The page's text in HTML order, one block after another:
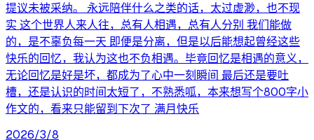
提议未被采纳。 永远陪伴什么之类的话，太过虚渺，也不现
实 这个世界人来人往，总有人相遇，总有人分别 我们能做
的，是不辜负每一天 即便是分离，但是以后能想起曾经这些
快乐的回忆，我认为这也不负相遇。毕竟回忆是相遇的意义，
无论回忆是好是坏，都成为了心中一刻瞬间 最后还是要吐
槽，还是认识的时间太短了，不熟悉呱，本来想写个800字小
作文的，看来只能留到下次了 满月快乐
2026/3/8